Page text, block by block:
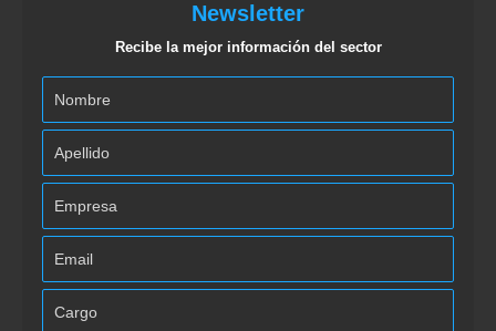
Newsletter
Recibe la mejor información del sector